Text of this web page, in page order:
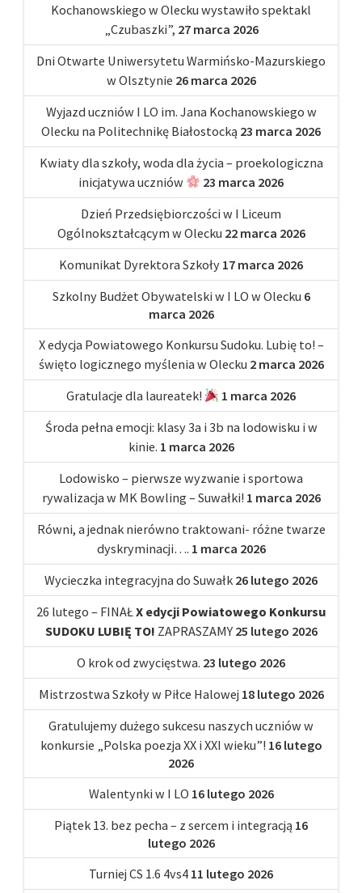
Kochanowskiego w Olecku wystawiło spektakl
„Czubaszki”, 27 marca 2026
Dni Otwarte Uniwersytetu Warmińsko-Mazurskiego
w Olsztynie 26 marca 2026
Wyjazd uczniów I LO im. Jana Kochanowskiego w
Olecku na Politechnikę Białostocką 23 marca 2026
Kwiaty dla szkoły, woda dla życia – proekologiczna
inicjatywa uczniów
23 marca 2026
Dzień Przedsiębiorczości w I Liceum
Ogólnokształcącym w Olecku 22 marca 2026
Komunikat Dyrektora Szkoły 17 marca 2026
Szkolny Budżet Obywatelski w I LO w Olecku 6
marca 2026
X edycja Powiatowego Konkursu Sudoku. Lubię to! –
święto logicznego myślenia w Olecku 2 marca 2026
Gratulacje dla laureatek!
1 marca 2026
Środa pełna emocji: klasy 3a i 3b na lodowisku i w
kinie. 1 marca 2026
Lodowisko – pierwsze wyzwanie i sportowa
rywalizacja w MK Bowling – Suwałki! 1 marca 2026
Równi, a jednak nierówno traktowani- różne twarze
dyskryminacji…. 1 marca 2026
Wycieczka integracyjna do Suwałk 26 lutego 2026
26 lutego – FINAŁ X edycji Powiatowego Konkursu
SUDOKU LUBIĘ TO! ZAPRASZAMY 25 lutego 2026
O krok od zwycięstwa. 23 lutego 2026
Mistrzostwa Szkoły w Piłce Halowej 18 lutego 2026
Gratulujemy dużego sukcesu naszych uczniów w
konkursie „Polska poezja XX i XXI wieku”! 16 lutego
2026
Walentynki w I LO 16 lutego 2026
Piątek 13. bez pecha – z sercem i integracją 16
lutego 2026
Turniej CS 1.6 4vs4 11 lutego 2026